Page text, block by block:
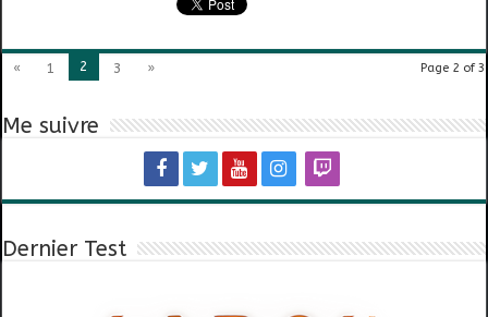
Page 2 of 3
« 1 2 3 »
Me suivre
Dernier Test